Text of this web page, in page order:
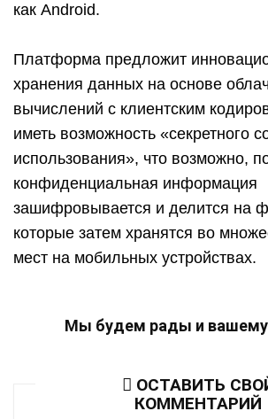
как Android.
Платформа предложит
хранения данных на основе
вычислений с клиентским
иметь возможность «секретного
использования», что возможно,
конфиденциальная информация
зашифровывается и делится на
которые затем хранятся во
мест на мобильных устройствах.
Мы будем рады и
ОСТАВИТЬ
КОММЕНТАРИЙ